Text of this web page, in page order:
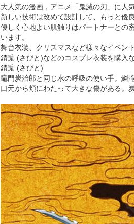
大人気の漫画，アニメ「鬼滅の刃」に人
新しい技術は改めて設計して、もっと優
優しく心地よい肌触りはパートナーとの
います。
舞台衣装、クリスマスなど様々なイベン
錆兎 (さびと)などのコスプレ衣装を購入
錆兎 (さびと)
竈門炭治郎と同じ水の呼吸の使い手。鱗
口元から頬にわたって大きな傷がある。